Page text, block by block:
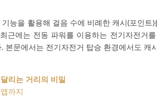
능을 활용해 걸음 수에 비례한 캐시(포인트
근에는 전동 파워를 이용하는 전기자전거
문에서는 전기자전거 탑승 환경에서도 캐
리는 거리의 비밀
까지